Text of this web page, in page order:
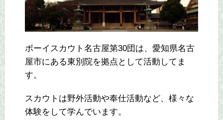
ボーイスカウト名古屋第30団は、愛知県名古
屋市にある東別院を拠点として活動してま
す。
スカウトは野外活動や奉仕活動など、様々な
体験をして学んでいます。